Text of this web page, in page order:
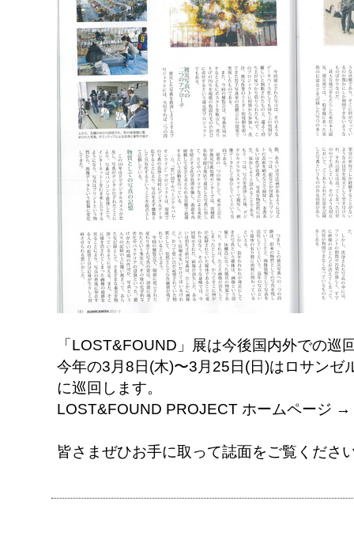
「LOST&FOUND」展は今後国内外での巡
今年の3月8日(木)〜3月25日(日)はロサンゼ
に巡回します。
LOST&FOUND PROJECT ホームページ →
皆さまぜひお手に取って誌面をご覧くださ